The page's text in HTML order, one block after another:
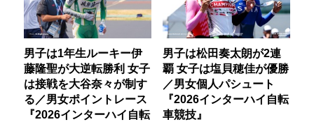
男子は1年生ルーキー伊
藤隆聖が大逆転勝利 女子
は接戦を大谷奈々が制す
る／男女ポイントレース
『2026インターハイ自転
男子は松田奏太朗が2連
覇 女子は塩貝穂佳が優勝
／男女個人パシュート
『2026インターハイ自転
車競技』